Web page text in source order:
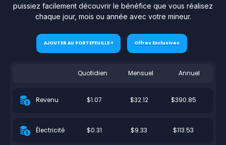
puissiez facilement découvrir le bénéfice que vous réalisez
chaque jour, mois ou année avec votre mineur.
AJOUTER AU PORTEFEUILLE + Offres Exclusives
Quotidien Mensuel Annuel
Revenu $1.07 $32.12 $390.85
Électricité $0.31 $9.33 $113.53